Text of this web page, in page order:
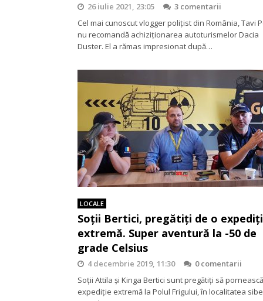
26 iulie 2021, 23:05
3 comentarii
Cel mai cunoscut vlogger poliţist din România, Tavi
nu recomandă achiziţionarea autoturismelor Dacia
Duster. El a rămas impresionat după…
LOCALE
Soții Bertici, pregătiți de o
extremă. Super aventură la -50 de
grade Celsius
4 decembrie 2019, 11:30
0 comentarii
Soții Attila și Kinga Bertici sunt pregătiți să
expediție extremă la Polul Frigului, în localitatea